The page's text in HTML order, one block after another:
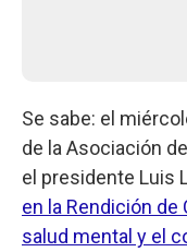
Se sabe: el
de la Asociación
el presidente Luis
en la Rendición de
salud mental y el